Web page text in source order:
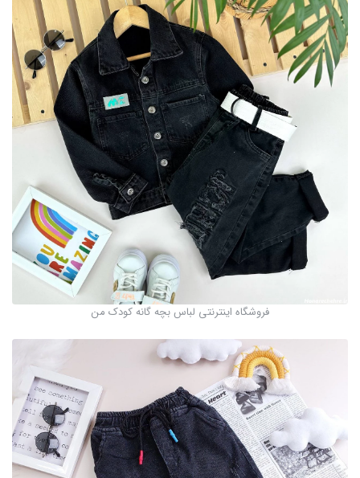
فروشگاه اینترنتی لباس بچه گانه کودک من